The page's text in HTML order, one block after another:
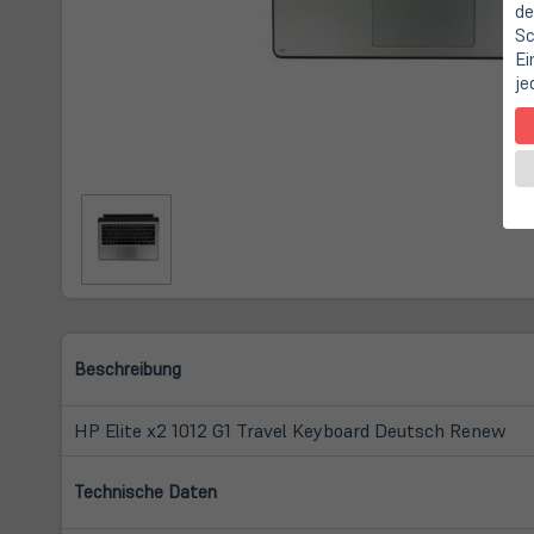
Beschreibung
HP Elite x2 1012 G1 Travel Keyboard Deutsch Renew
Technische Daten